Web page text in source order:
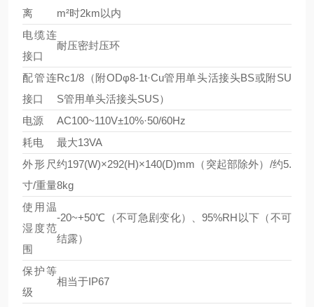
离
m²时2km以内
电缆连
接口
耐压密封压环
配管连
接口
Rc1/8（附ODφ8-1t·Cu管用单头活接头BS或附SU
S管用单头活接头SUS）
电源
AC100~110V±10%·50/60Hz
耗电
最大13VA
外形尺
寸/重量
约197(W)×292(H)×140(D)mm（突起部除外）/约5.
8kg
使用温
湿度范
围
-20~+50℃（不可急剧变化）、95%RH以下（不可
结露）
保护等
级
相当于IP67